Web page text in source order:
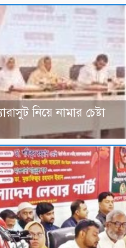
নিয়ে নামার চেষ্টা